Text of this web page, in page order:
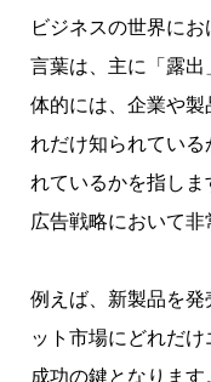
ビジネスの世界に
言葉は、主に「露
体的には、企業や
れだけ知られてい
れているかを指し
広告戦略において非
例えば、新製品を
ット市場にどれだ
成功の鍵となりま